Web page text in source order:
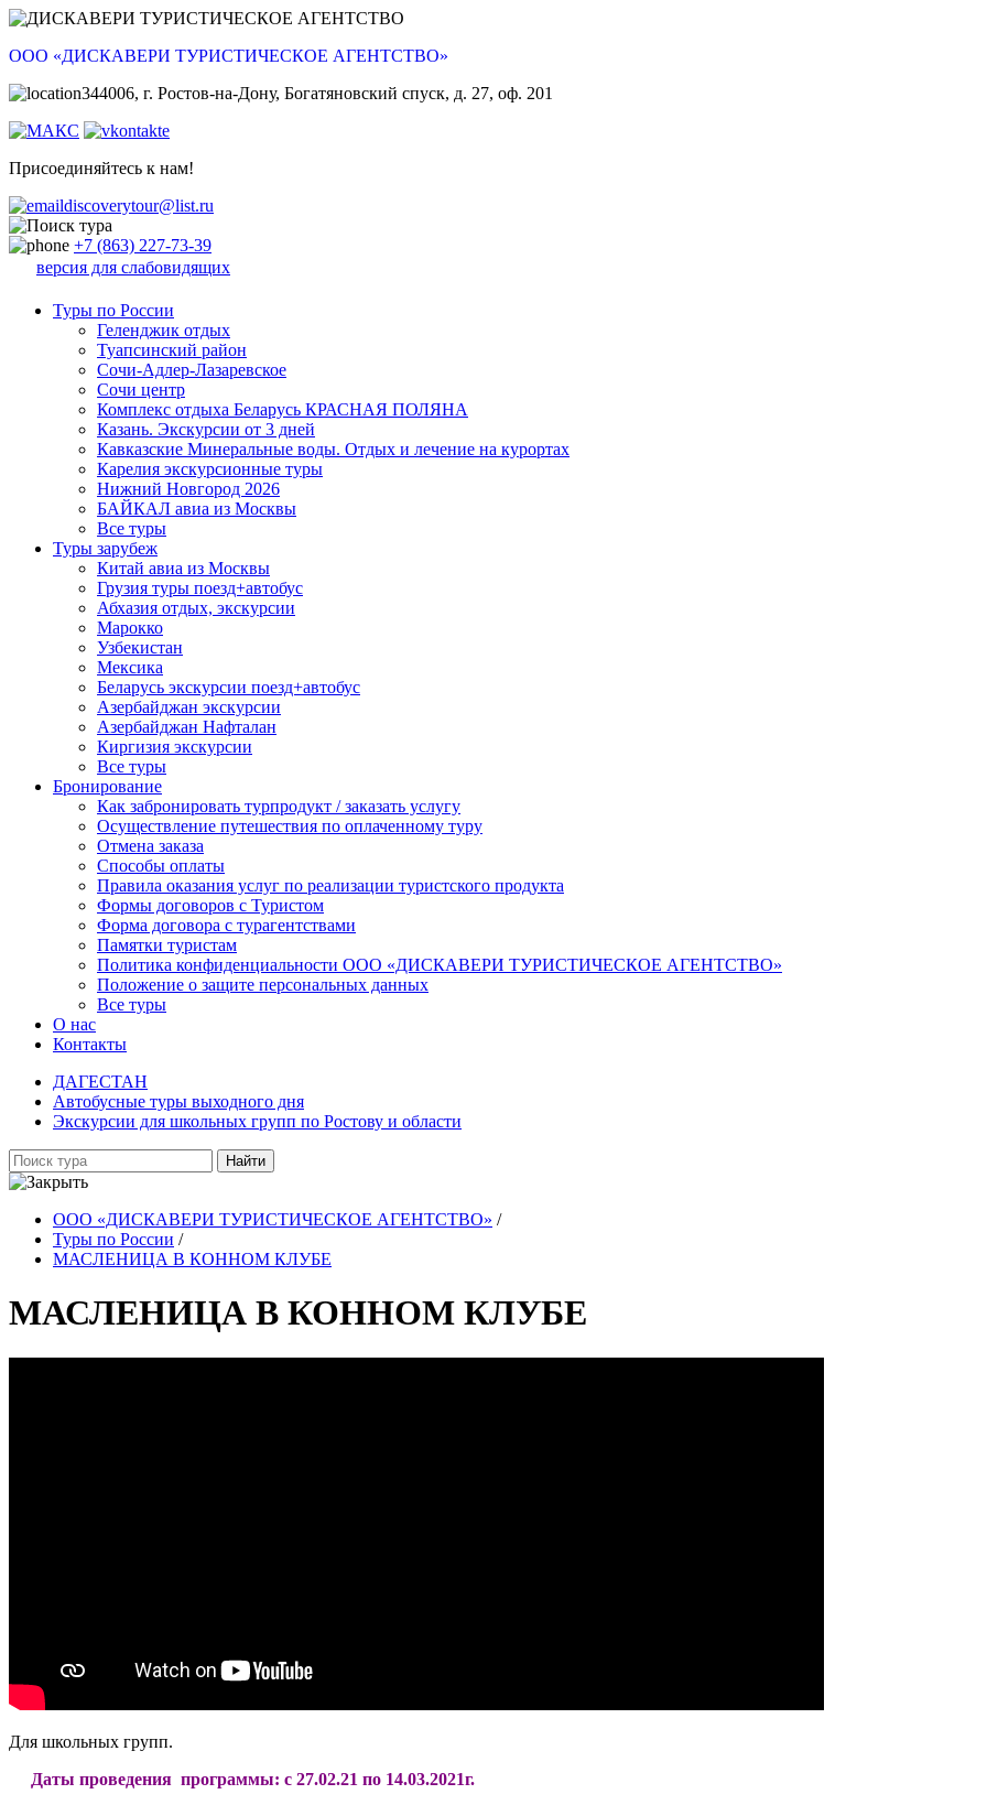
ООО «ДИСКАВЕРИ ТУРИСТИЧЕСКОЕ АГЕНТСТВО»
344006, г. Ростов-на-Дону, Богатяновский спуск, д. 27, оф. 201
Присоединяйтесь к нам!
discoverytour@list.ru
+7 (863) 227-73-39
версия для слабовидящих
Туры по России
Геленджик отдых
Туапсинский район
Сочи-Адлер-Лазаревское
Сочи центр
Комплекс отдыха Беларусь КРАСНАЯ ПОЛЯНА
Казань. Экскурсии от 3 дней
Кавказские Минеральные воды. Отдых и лечение на курортах
Карелия экскурсионные туры
Нижний Новгород 2026
БАЙКАЛ авиа из Москвы
Все туры
Туры зарубеж
Китай авиа из Москвы
Грузия туры поезд+автобус
Абхазия отдых, экскурсии
Марокко
Узбекистан
Мексика
Беларусь экскурсии поезд+автобус
Азербайджан экскурсии
Азербайджан Нафталан
Киргизия экскурсии
Все туры
Бронирование
Как забронировать турпродукт / заказать услугу
Осуществление путешествия по оплаченному туру
Отмена заказа
Способы оплаты
Правила оказания услуг по реализации туристского продукта
Формы договоров с Туристом
Форма договора с турагентствами
Памятки туристам
Политика конфиденциальности ООО «ДИСКАВЕРИ ТУРИСТИЧЕСКОЕ АГЕНТСТВО»
Положение о защите персональных данных
Все туры
О нас
Контакты
ДАГЕСТАН
Автобусные туры выходного дня
Экскурсии для школьных групп по Ростову и области
Найти
ООО «ДИСКАВЕРИ ТУРИСТИЧЕСКОЕ АГЕНТСТВО» /
Туры по России /
МАСЛЕНИЦА В КОННОМ КЛУБЕ
МАСЛЕНИЦА В КОННОМ КЛУБЕ
Для школьных групп.
Даты проведения программы: с 27.02.21 по 14.03.2021г.